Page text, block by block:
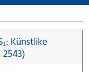
Künstlike